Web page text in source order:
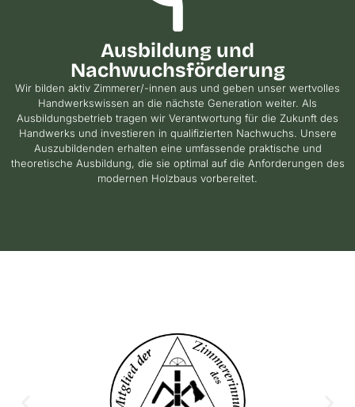
Ausbildung und
Nachwuchsförderung​
Wir bilden aktiv Zimmerer/-innen aus und geben unser wertvolles
Handwerkswissen an die nächste Generation weiter. Als
Ausbildungsbetrieb tragen wir Verantwortung für die Zukunft des
Handwerks und investieren in qualifizierten Nachwuchs. Unsere
Auszubildenden erhalten eine umfassende praktische und
theoretische Ausbildung, die sie optimal auf die Anforderungen des
modernen Holzbaus vorbereitet.